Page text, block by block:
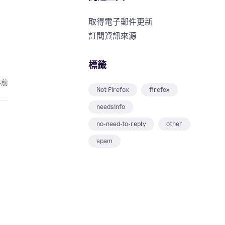
取得電子郵件更新
訂閱資訊來源
標籤
Not Firefox firefox
needsinfo
no-need-to-reply other
spam